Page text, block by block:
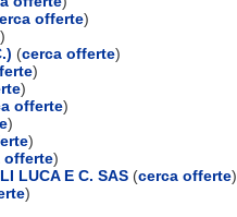
offerte)
)
(cerca offerte)
)
)
offerte)
)
)
offerte)
LUCA E C. SAS (cerca offerte)
)